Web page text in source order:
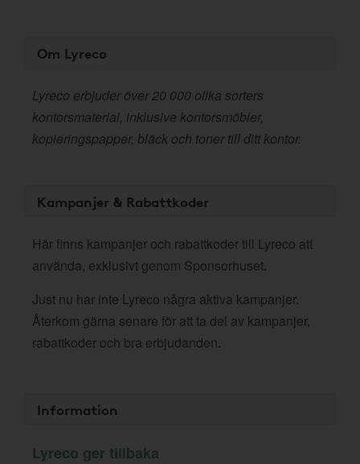
Om Lyreco
Lyreco erbjuder över 20 000 olika sorters
kontorsmaterial, inklusive kontorsmöbler,
kopieringspapper, bläck och toner till ditt kontor.
Kampanjer & Rabattkoder
Här finns kampanjer och rabattkoder till Lyreco att
använda, exklusivt genom Sponsorhuset.
Just nu har inte Lyreco några aktiva kampanjer.
Återkom gärna senare för att ta del av kampanjer,
rabattkoder och bra erbjudanden.
Information
Lyreco ger tillbaka